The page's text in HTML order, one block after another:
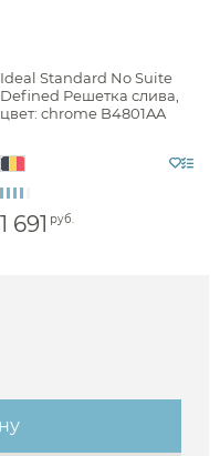
Ideal Standard No Suite
Defined Решетка слива,
цвет: chrome B4801AA
1 691 руб.